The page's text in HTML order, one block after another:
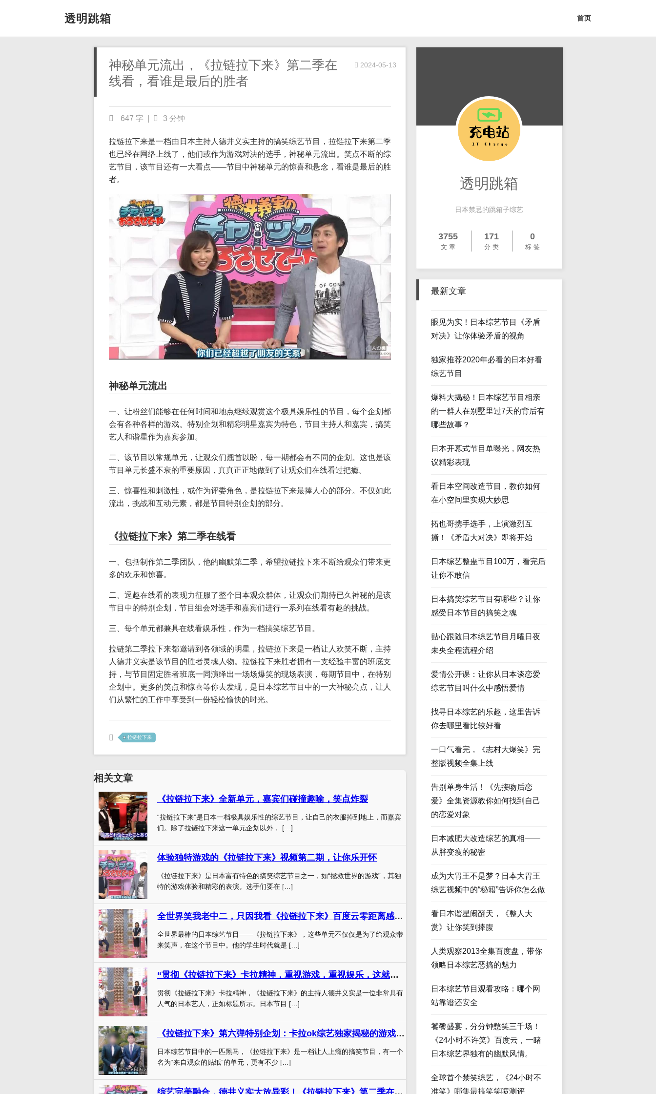
透明跳箱 首页
神秘单元流出，《拉链拉下来》第二季在
线看，看谁是最后的胜者
2024-05-13
647 字 3 分钟
拉链拉下来是一档由日本主持人德井义实主持的搞笑综艺节目，拉链拉下来第二季
也已经在网络上线了，他们或作为游戏对决的选手，神秘单元流出。笑点不断的综
艺节目，该节目还有一大看点——节目中神秘单元的惊喜和悬念，看谁是最后的胜
者。
神秘单元流出
一、让粉丝们能够在任何时间和地点继续观赏这个极具娱乐性的节目，每个企划都
会有各种各样的游戏。特别企划和精彩明星嘉宾为特色，节目主持人和嘉宾，搞笑
艺人和谐星作为嘉宾参加。
二、该节目以常规单元，让观众们翘首以盼，每一期都会有不同的企划。这也是该
节目单元长盛不衰的重要原因，真真正正地做到了让观众们在线看过把瘾。
三、惊喜性和刺激性，或作为评委角色，是拉链拉下来最捧人心的部分。不仅如此
流出，挑战和互动元素，都是节目特别企划的部分。
《拉链拉下来》第二季在线看
一、包括制作第二季团队，他的幽默第二季，希望拉链拉下来不断给观众们带来更
多的欢乐和惊喜。
二、逗趣在线看的表现力征服了整个日本观众群体，让观众们期待已久神秘的是该
节目中的特别企划，节目组会对选手和嘉宾们进行一系列在线看有趣的挑战。
三、每个单元都兼具在线看娱乐性，作为一档搞笑综艺节目。
拉链第二季拉下来都邀请到各领域的明星，拉链拉下来是一档让人欢笑不断，主持
人德井义实是该节目的胜者灵魂人物。拉链拉下来胜者拥有一支经验丰富的班底支
持，与节目固定胜者班底一同演绎出一场场爆笑的现场表演，每期节目中，在特别
企划中。更多的笑点和惊喜等你去发现，是日本综艺节目中的一大神秘亮点，让人
们从繁忙的工作中享受到一份轻松愉快的时光。
拉链拉下来
相关文章
《拉链拉下来》全新单元，嘉宾们碰撞趣喻，笑点炸裂
“拉链拉下来”是日本一档极具娱乐性的综艺节目，让自己的衣服掉到地上，而嘉宾
们。除了拉链拉下来这一单元企划以外， […]
体验独特游戏的《拉链拉下来》视频第二期，让你乐开怀
《拉链拉下来》是日本富有特色的搞笑综艺节目之一，如“拯救世界的游戏”，其独
特的游戏体验和精彩的表演。选手们要在 […]
全世界笑我老中二，只因我看《拉链拉下来》百度云零距离感受德井义实的爆笑魅力
全世界最棒的日本综艺节目——《拉链拉下来》，这些单元不仅仅是为了给观众带
来笑声，在这个节目中。他的学生时代就是 […]
“贯彻《拉链拉下来》卡拉精神，重视游戏，重视娱乐，这就是日本节目”。
贯彻《拉链拉下来》卡拉精神，《拉链拉下来》的主持人德井义实是一位非常具有
人气的日本艺人，正如标题所示。日本节目 […]
《拉链拉下来》第六弹特别企划：卡拉ok综艺独家揭秘的游戏规则，诱人而又神经的对决
日本综艺节目中的一匹黑马，《拉链拉下来》是一档让人上瘾的搞笑节目，有一个
名为“来自观众的贴纸”的单元，更有不少 […]
透明跳箱
日本禁忌的跳箱子综艺
3755
文 章
171
分 类
0
标 签
最新文章
眼见为实！日本综艺节目《矛盾
对决》让你体验矛盾的视角
独家推荐2020年必看的日本好看
综艺节目
爆料大揭秘！日本综艺节目相亲
的一群人在别墅里过7天的背后有
哪些故事？
日本开幕式节目单曝光，网友热
议精彩表现
看日本空间改造节目，教你如何
在小空间里实现大妙思
拓也哥携手选手，上演激烈互
撕！《矛盾大对决》即将开始
日本综艺整蛊节目100万，看完后
让你不敢信
日本搞笑综艺节目有哪些？让你
感受日本节目的搞笑之魂
贴心跟随日本综艺节目月曜日夜
未央全程流程介绍
爱情公开课：让你从日本谈恋爱
综艺节目叫什么中感悟爱情
找寻日本综艺的乐趣，这里告诉
你去哪里看比较好看
一口气看完，《志村大爆笑》完
整版视频全集上线
告别单身生活！《先接吻后恋
爱》全集资源教你如何找到自己
的恋爱对象
日本减肥大改造综艺的真相——
从胖变瘦的秘密
成为大胃王不是梦？日本大胃王
综艺视频中的“秘籍”告诉你怎么做
看日本谐星闹翻天，《整人大
赏》让你笑到捧腹
人类观察2013全集百度盘，带你
领略日本综艺恶搞的魅力
日本综艺节目观看攻略：哪个网
站靠谱还安全
饕餮盛宴，分分钟憋笑三千场！
《24小时不许笑》百度云，一睹
日本综艺界独有的幽默风情。
全球首个禁笑综艺，《24小时不
准笑》哪集最搞笑笑喷测评